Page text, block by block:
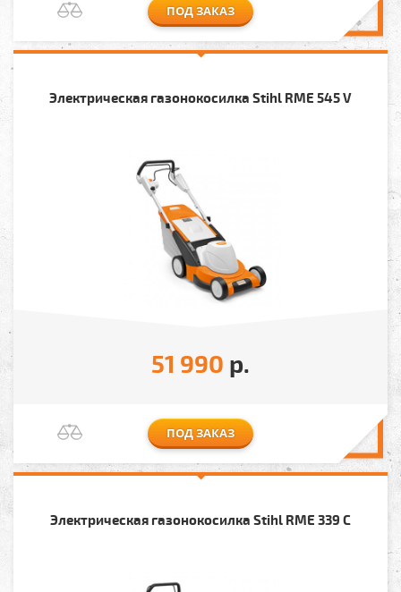
ПОД ЗАКАЗ
Электрическая газонокосилка Stihl RME 545 V
51 990 р.
ПОД ЗАКАЗ
Электрическая газонокосилка Stihl RME 339 C